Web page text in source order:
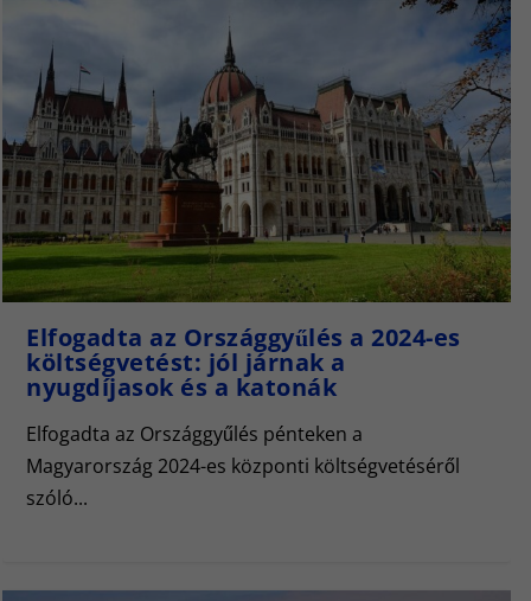
Elfogadta az Országgyűlés a 2024-es
költségvetést: jól járnak a
nyugdíjasok és a katonák
Elfogadta az Országgyűlés pénteken a
Magyarország 2024-es központi költségvetéséről
szóló...